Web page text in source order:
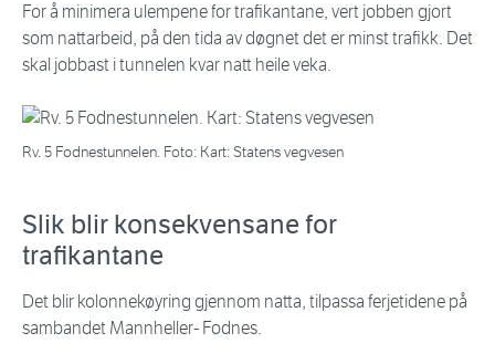
For å minimera ulempene for trafikantane, vert jobben gjort
som nattarbeid, på den tida av døgnet det er minst trafikk. Det
skal jobbast i tunnelen kvar natt heile veka.
Rv. 5 Fodnestunnelen. Foto: Kart: Statens vegvesen
Slik blir konsekvensane for
trafikantane
Det blir kolonnekøyring gjennom natta, tilpassa ferjetidene på
sambandet Mannheller- Fodnes.